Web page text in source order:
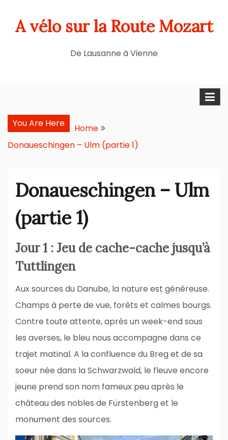
A vélo sur la Route Mozart
De Lausanne à Vienne
You Are Here
Home
Donaueschingen – Ulm (partie 1)
Donaueschingen – Ulm
(partie 1)
Jour 1 : Jeu de cache-cache jusqu’à
Tuttlingen
Aux sources du Danube, la nature est généreuse.
Champs à perte de vue, forêts et calmes bourgs.
Contre toute attente, après un week-end sous
les averses, le bleu nous accompagne dans ce
trajet matinal. A la confluence du Breg et de sa
soeur née dans la Schwarzwald, le fleuve encore
jeune prend son nom fameux peu après le
château des nobles de Fürstenberg et le
monument des sources.